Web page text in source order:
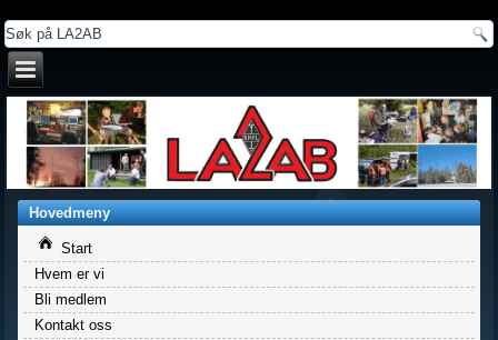
Hovedmeny
Start
Hvem er vi
Bli medlem
Kontakt oss